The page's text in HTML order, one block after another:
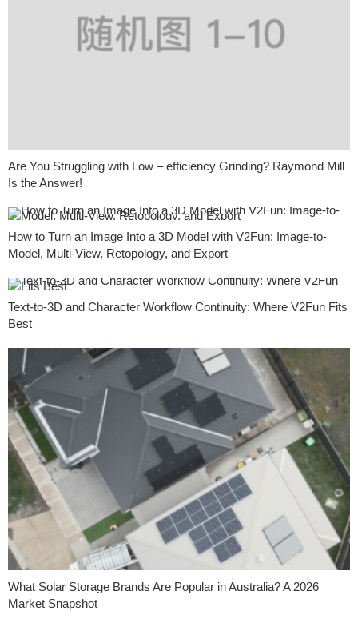
Are You Struggling with Low – efficiency Grinding? Raymond Mill
Is the Answer!
How to Turn an Image Into a 3D Model with V2Fun: Image-to-
Model, Multi-View, Retopology, and Export
Text-to-3D and Character Workflow Continuity: Where V2Fun Fits
Best
What Solar Storage Brands Are Popular in Australia? A 2026
Market Snapshot